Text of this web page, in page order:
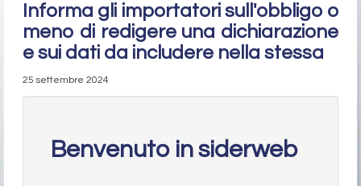
Informa gli importatori sull'obbligo o
meno di redigere una dichiarazione
e sui dati da includere nella stessa
25 settembre 2024
Benvenuto in siderweb